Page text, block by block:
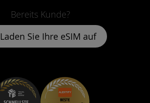
Bereits Kunde?
Laden Sie Ihre eSIM auf